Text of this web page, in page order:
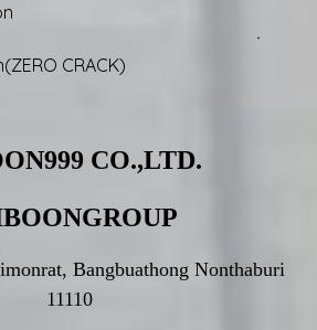
CRACK)
CO.,LTD.
Bangbuathong Nonthaburi
11110